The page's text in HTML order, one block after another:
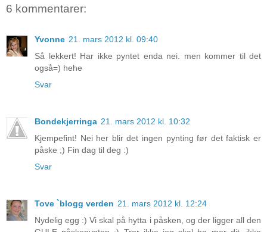
6 kommentarer:
Yvonne 21. mars 2012 kl. 09:40
Så lekkert! Har ikke pyntet enda nei. men kommer til det
også=) hehe
Svar
Bondekjerringa 21. mars 2012 kl. 10:32
Kjempefint! Nei her blir det ingen pynting før det faktisk er
påske ;) Fin dag til deg :)
Svar
Tove `blogg verden 21. mars 2012 kl. 12:24
Nydelig egg :) Vi skal på hytta i påsken, og der ligger all den